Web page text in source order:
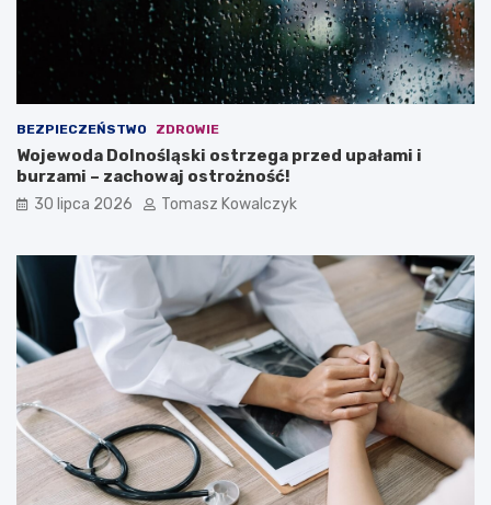
BEZPIECZEŃSTWO ZDROWIE
Wojewoda Dolnośląski ostrzega przed upałami i
burzami – zachowaj ostrożność!
30 lipca 2026 Tomasz Kowalczyk